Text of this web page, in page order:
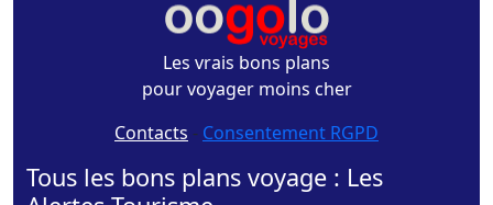
Les vrais bons plans
pour voyager moins cher
Contacts - Consentement RGPD
Tous les bons plans voyage : Les